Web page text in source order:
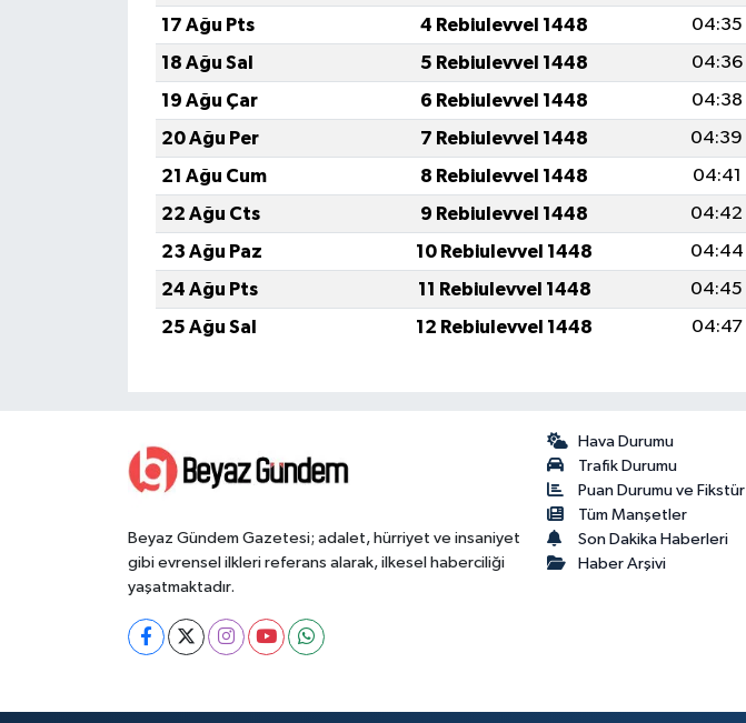
17 Ağu Pts
4 Rebiulevvel 1448 04:35
18 Ağu Sal
5 Rebiulevvel 1448 04:36
19 Ağu Çar
6 Rebiulevvel 1448 04:38
20 Ağu Per
7 Rebiulevvel 1448 04:39
21 Ağu Cum
8 Rebiulevvel 1448 04:41
22 Ağu Cts
9 Rebiulevvel 1448 04:42
23 Ağu Paz
10 Rebiulevvel 1448 04:44
24 Ağu Pts
11 Rebiulevvel 1448 04:45
25 Ağu Sal
12 Rebiulevvel 1448 04:47
Beyaz Gündem Gazetesi; adalet, hürriyet ve insaniyet
gibi evrensel ilkleri referans alarak, ilkesel haberciliği
yaşatmaktadır.
Hava Durumu
Trafik Durumu
Puan Durumu ve Fikstür
Tüm Manşetler
Son Dakika Haberleri
Haber Arşivi